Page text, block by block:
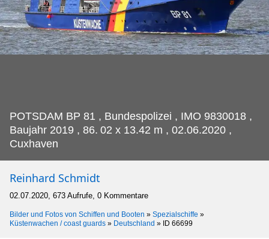
POTSDAM BP 81 , Bundespolizei , IMO 9830018 ,
Baujahr 2019 , 86. 02 x 13.42 m , 02.06.2020 ,
Cuxhaven
Reinhard Schmidt
02.07.2020, 673 Aufrufe, 0 Kommentare
Bilder und Fotos von Schiffen und Booten » Spezialschiffe »
Küstenwachen / coast guards » Deutschland » ID 66699